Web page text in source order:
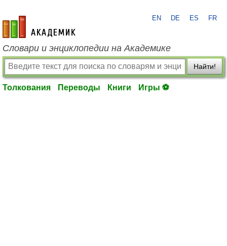
academic.ru
EN DE ES FR
Словари и энциклопедии на Академике
Найти!
Толкования Переводы Книги Игры ⚽